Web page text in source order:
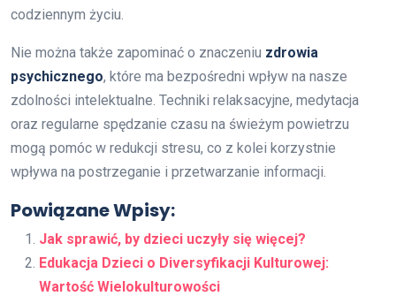
codziennym życiu.
Nie można także zapominać o znaczeniu zdrowia
psychicznego, które ma bezpośredni wpływ na nasze
zdolności intelektualne. Techniki relaksacyjne, medytacja
oraz regularne spędzanie czasu na świeżym powietrzu
mogą pomóc w redukcji stresu, co z kolei korzystnie
wpływa na postrzeganie i przetwarzanie informacji.
Powiązane Wpisy:
Jak sprawić, by dzieci uczyły się więcej?
Edukacja Dzieci o Diversyfikacji Kulturowej:
Wartość Wielokulturowości